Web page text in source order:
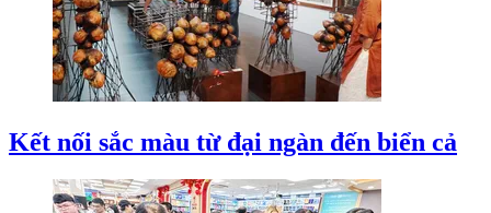
Kết nối sắc màu từ đại ngàn đến biển cả